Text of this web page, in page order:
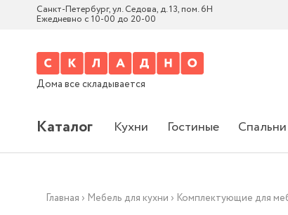
Санкт-Петербург, ул. Седова, д. 13, пом. 6Н
Ежедневно с 10-00 до 20-00
Дома все складывается
Каталог Кухни Гостиные Спальни
Главная › Мебель для кухни › Комплектующие для